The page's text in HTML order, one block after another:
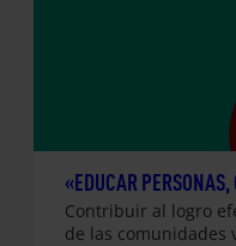
«EDUCAR
Contribuir al logro
de las comunidades